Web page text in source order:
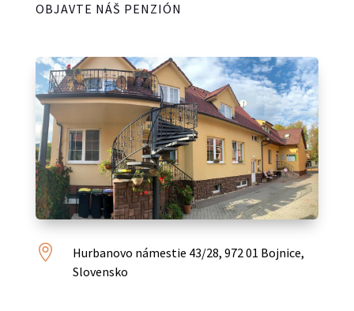
OBJAVTE NÁŠ PENZIÓN

Hurbanovo námestie 43/28, 972 01 Bojnice,
Slovensko